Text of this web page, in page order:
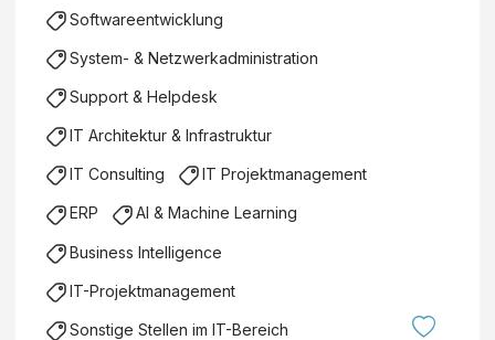
Softwareentwicklung
System- & Netzwerkadministration
Support & Helpdesk
IT Architektur & Infrastruktur
IT Consulting IT Projektmanagement
ERP AI & Machine Learning
Business Intelligence
IT-Projektmanagement
Sonstige Stellen im IT-Bereich